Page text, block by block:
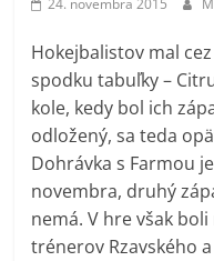
24. novembra 2015
Hokejbalistov mal
spodku tabuľky –
kole, kedy bol ich
odložený, sa teda
Dohrávka s Farmou
novembra, druhý
nemá. V hre však
trénerov Rzavského